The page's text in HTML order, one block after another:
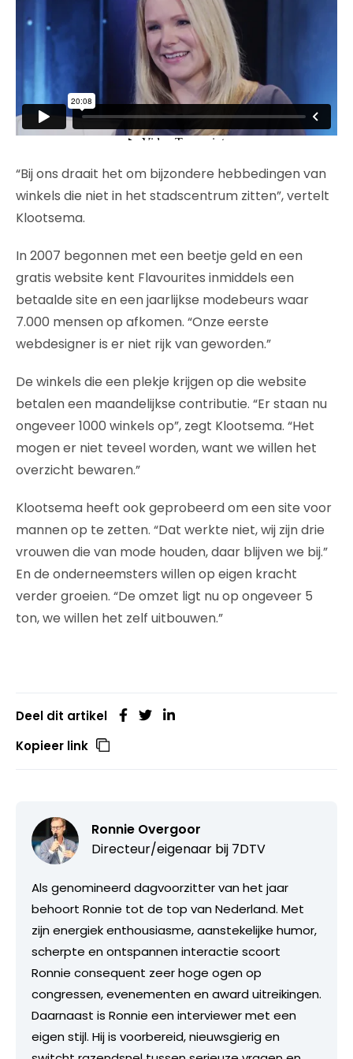
“Bij ons draait het om bijzondere hebbedingen van
winkels die niet in het stadscentrum zitten”, vertelt
Klootsema.
In 2007 begonnen met een beetje geld en een
gratis website kent Flavourites inmiddels een
betaalde site en een jaarlijkse modebeurs waar
7.000 mensen op afkomen. “Onze eerste
webdesigner is er niet rijk van geworden.”
De winkels die een plekje krijgen op die website
betalen een maandelijkse contributie. “Er staan nu
ongeveer 1000 winkels op”, zegt Klootsema. “Het
mogen er niet teveel worden, want we willen het
overzicht bewaren.”
Klootsema heeft ook geprobeerd om een site voor
mannen op te zetten. “Dat werkte niet, wij zijn drie
vrouwen die van mode houden, daar blijven we bij.”
En de onderneemsters willen op eigen kracht
verder groeien. “De omzet ligt nu op ongeveer 5
ton, we willen het zelf uitbouwen.”
Deel dit artikel
Kopieer link
Ronnie Overgoor
Directeur/eigenaar bij 7DTV
Als genomineerd dagvoorzitter van het jaar
behoort Ronnie tot de top van Nederland. Met
zijn energiek enthousiasme, aanstekelijke humor,
scherpte en ontspannen interactie scoort
Ronnie consequent zeer hoge ogen op
congressen, evenementen en award uitreikingen.
Daarnaast is Ronnie een interviewer met een
eigen stijl. Hij is voorbereid, nieuwsgierig en